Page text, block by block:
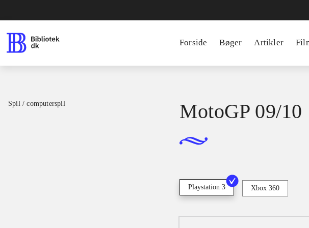
Forside Bøger Artikler
Spil / computerspil MotoGP 09/10
Playstation 3 Xbox 360